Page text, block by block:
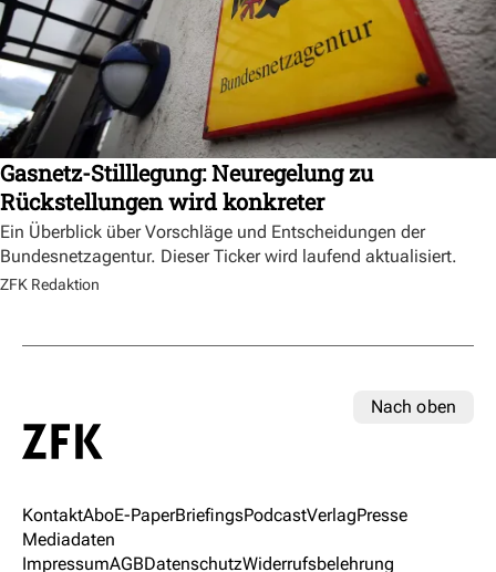
Gasnetz-Stilllegung: Neuregelung zu
Rückstellungen wird konkreter
Ein Überblick über Vorschläge und Entscheidungen der
Bundesnetzagentur. Dieser Ticker wird laufend aktualisiert.
ZFK Redaktion
Nach oben
KontaktAboE-PaperBriefingsPodcastVerlagPresse
Mediadaten
ImpressumAGBDatenschutzWiderrufsbelehrung